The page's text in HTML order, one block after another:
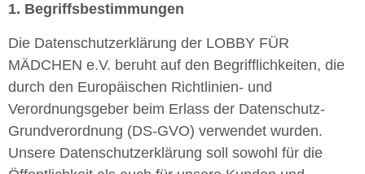
1. Begriffsbestimmungen
Die Datenschutzerklärung der LOBBY FÜR
MÄDCHEN e.V. beruht auf den Begrifflichkeiten, die
durch den Europäischen Richtlinien- und
Verordnungsgeber beim Erlass der Datenschutz-
Grundverordnung (DS-GVO) verwendet wurden.
Unsere Datenschutzerklärung soll sowohl für die